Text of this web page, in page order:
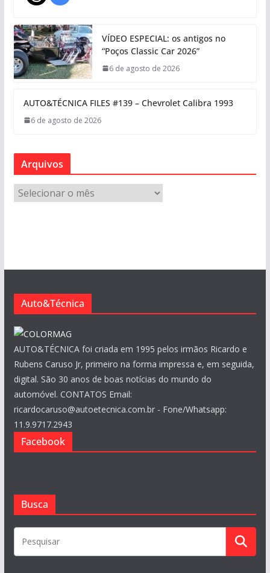
VÍDEO ESPECIAL: os antigos no
“Poços Classic Car 2026”
6 de agosto de 2026
AUTO&TÉCNICA FILES #139 – Chevrolet Calibra 1993
6 de agosto de 2026
Arquivos
r
s
Auto&Técnica
AUTO&TÉCNICA foi criada em 1995 pelos irmãos Ricardo e
Rubens Caruso Jr, primeiro na forma impressa e, em seguida,
digital. São 30 anos de boas notícias do mundo do
automóvel. CONTATOS Email:
ricardocaruso@autoetecnica.com.br - Fone/Whatsapp:
11.9.9717.2943
Facebook
Busca